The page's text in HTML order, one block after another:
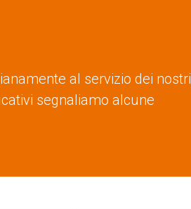
al servizio dei nostri
segnaliamo alcune